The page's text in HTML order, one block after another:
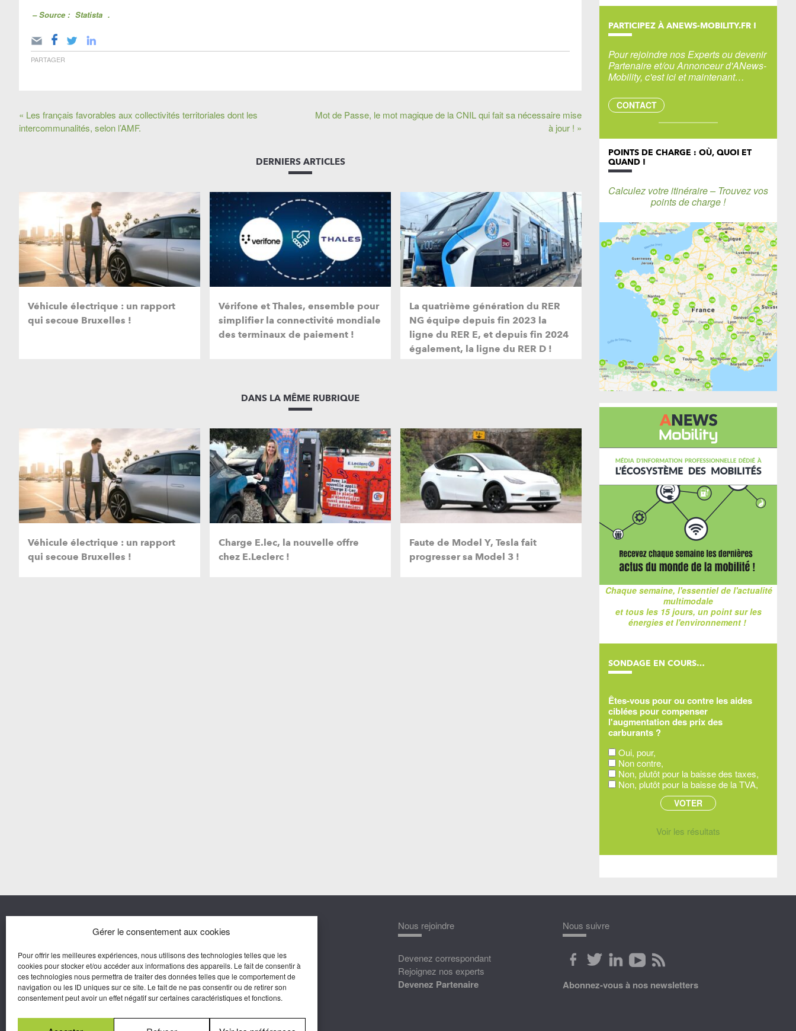
Gérer le consentement aux cookies
Pour offrir les meilleures expériences, nous utilisons des technologies telles que les
cookies pour stocker et/ou accéder aux informations des appareils. Le fait de consentir à
ces technologies nous permettra de traiter des données telles que le comportement de
navigation ou les ID uniques sur ce site. Le fait de ne pas consentir ou de retirer son
consentement peut avoir un effet négatif sur certaines caractéristiques et fonctions.
– Source : Statista .
PARTAGER
« Les français favorables aux collectivités territoriales dont les
intercommunalités, selon l’AMF.
Mot de Passe, le mot magique de la CNIL qui fait sa nécessaire mise
à jour ! »
DERNIERS ARTICLES
Véhicule électrique : un rapport
qui secoue Bruxelles !
Vérifone et Thales, ensemble pour
simplifier la connectivité mondiale
des terminaux de paiement !
La quatrième génération du RER
NG équipe depuis fin 2023 la
ligne du RER E, et depuis fin 2024
également, la ligne du RER D !
DANS LA MÊME RUBRIQUE
Véhicule électrique : un rapport
qui secoue Bruxelles !
Charge E.lec, la nouvelle offre
chez E.Leclerc !
Faute de Model Y, Tesla fait
progresser sa Model 3 !
PARTICIPEZ À ANEWS-MOBILITY.FR !
Pour rejoindre nos Experts ou devenir
Partenaire et/ou Annonceur d'ANews-
Mobility, c'est ici et maintenant…
CONTACT
POINTS DE CHARGE : OÙ, QUOI ET
QUAND !
Calculez votre itinéraire – Trouvez vos
points de charge !
Chaque semaine, l'essentiel de l'actualité
multimodale
et tous les 15 jours, un point sur les
énergies et l'environnement !
SONDAGE EN COURS…
Êtes-vous pour ou contre les aides
ciblées pour compenser
l'augmentation des prix des
carburants ?
Oui, pour,
Non contre,
Non, plutôt pour la baisse des taxes,
Non, plutôt pour la baisse de la TVA,
Voir les résultats
Une marque d’Agora Médias,
Éditeur de presse.
Agora Médias
Yves Guittat
Nous rejoindre
Devenez correspondant
Rejoignez nos experts
Devenez Partenaire
Nous suivre
Abonnez-vous à nos newsletters